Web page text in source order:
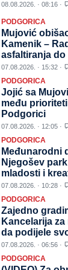
08.08.2026. · 08:16 ·
PODGORICA
07.08.2026. · 15:32 ·
Mujović
Kamenik –
asfaltiranja
PODGORICA
07.08.2026. · 12:05 ·
Jojić sa
među
Podgorici
PODGORICA
07.08.2026. · 10:28 ·
Međunarodni
Njegošev
mladosti i
PODGORICA
07.08.2026. · 06:56 ·
Zajedno
Kancelarija
da podijele
PODGORICA